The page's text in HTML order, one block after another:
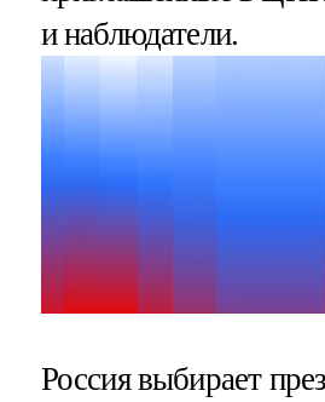
и наблюдатели.
Россия выбирает